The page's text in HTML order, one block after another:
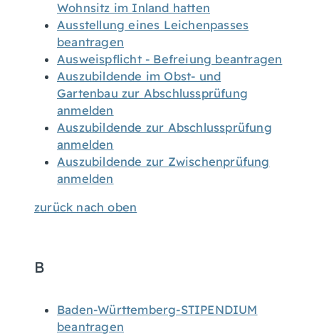
Wohnsitz im Inland hatten
Ausstellung eines Leichenpasses
beantragen
Ausweispflicht - Befreiung beantragen
Auszubildende im Obst- und
Gartenbau zur Abschlussprüfung
anmelden
Auszubildende zur Abschlussprüfung
anmelden
Auszubildende zur Zwischenprüfung
anmelden
zurück nach oben
B
Baden-Württemberg-STIPENDIUM
beantragen